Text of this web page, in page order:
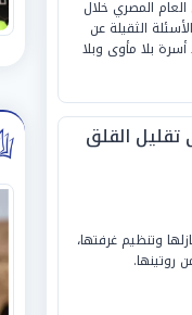
المصري خلال
الثقيلة عن
بلا مأوى وبلا
القلق
وتنظيم غرفتها،